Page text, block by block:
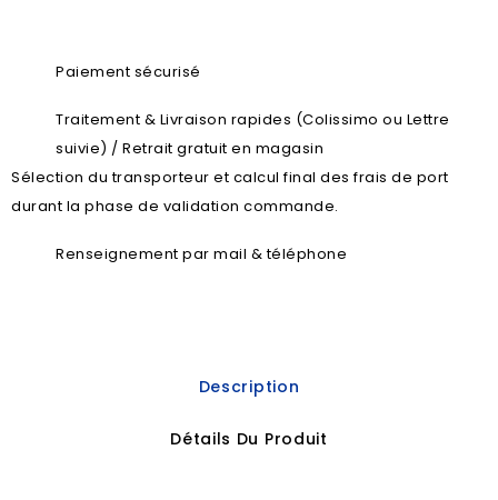
Paiement sécurisé
Traitement & Livraison rapides (Colissimo ou Lettre
suivie) / Retrait gratuit en magasin
Sélection du transporteur et calcul final des frais de port
durant la phase de validation commande.
Renseignement par mail & téléphone
Description
Détails Du Produit